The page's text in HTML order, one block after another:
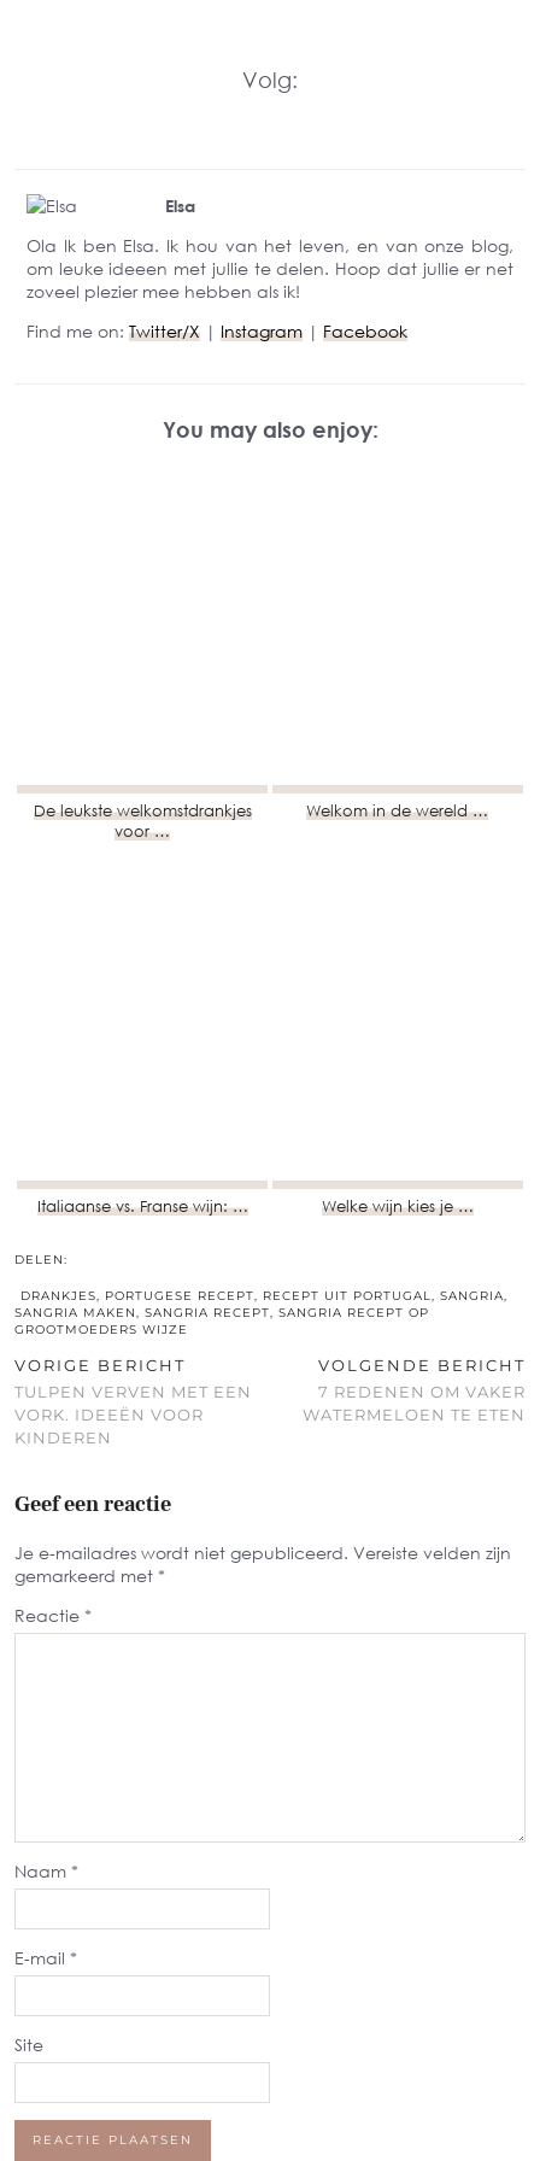
Volg:
Elsa
Ola Ik ben Elsa. Ik hou van het leven, en van onze blog,
om leuke ideeen met jullie te delen. Hoop dat jullie er net
zoveel plezier mee hebben als ik!
Find me on: Twitter/X | Instagram | Facebook
You may also enjoy:
De leukste welkomstdrankjes
voor …
Welkom in de wereld …
Italiaanse vs. Franse wijn: … Welke wijn kies je …
DELEN:
DRANKJES, PORTUGESE RECEPT, RECEPT UIT PORTUGAL, SANGRIA,
SANGRIA MAKEN, SANGRIA RECEPT, SANGRIA RECEPT OP
GROOTMOEDERS WIJZE
VORIGE BERICHT
TULPEN VERVEN MET EEN
VORK. IDEEËN VOOR
KINDEREN
VOLGENDE BERICHT
7 REDENEN OM VAKER
WATERMELOEN TE ETEN
Geef een reactie
Je e-mailadres wordt niet gepubliceerd. Vereiste velden zijn
gemarkeerd met *
Reactie *
Naam *
E-mail *
Site